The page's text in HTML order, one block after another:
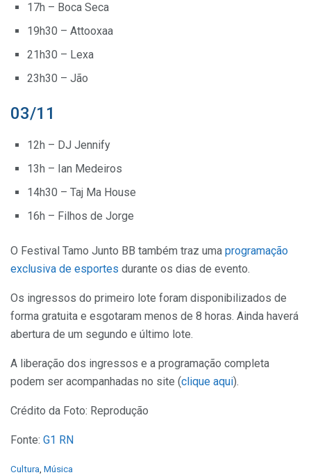
17h – Boca Seca
19h30 – Attooxaa
21h30 – Lexa
23h30 – Jão
03/11
12h – DJ Jennify
13h – Ian Medeiros
14h30 – Taj Ma House
16h – Filhos de Jorge
O Festival Tamo Junto BB também traz uma programação
exclusiva de esportes durante os dias de evento.
Os ingressos do primeiro lote foram disponibilizados de
forma gratuita e esgotaram menos de 8 horas. Ainda haverá
abertura de um segundo e último lote.
A liberação dos ingressos e a programação completa
podem ser acompanhadas no site (clique aqui).
Crédito da Foto: Reprodução
Fonte: G1 RN
C
Cultura Música